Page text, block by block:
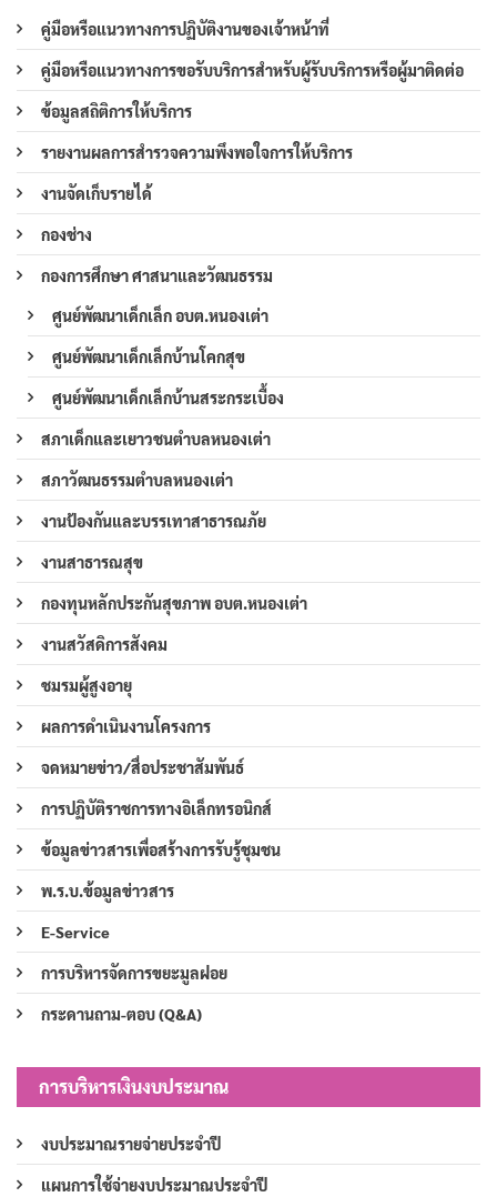
คู่มือหรือแนวทางการปฏิบัติงานของเจ้าหน้าที่
คู่มือหรือแนวทางการขอรับบริการสำหรับผู้รับบริการหรือผู้มาติดต่อ
ข้อมูลสถิติการให้บริการ
รายงานผลการสำรวจความพึงพอใจการให้บริการ
งานจัดเก็บรายได้
กองช่าง
กองการศึกษา ศาสนาและวัฒนธรรม
ศูนย์พัฒนาเด็กเล็ก อบต.หนองเต่า
ศูนย์พัฒนาเด็กเล็กบ้านโคกสุข
ศูนย์พัฒนาเด็กเล็กบ้านสระกระเบื้อง
สภาเด็กและเยาวชนตำบลหนองเต่า
สภาวัฒนธรรมตำบลหนองเต่า
งานป้องกันและบรรเทาสาธารณภัย
งานสาธารณสุข
กองทุนหลักประกันสุขภาพ อบต.หนองเต่า
งานสวัสดิการสังคม
ชมรมผู้สูงอายุ
ผลการดำเนินงานโครงการ
จดหมายข่าว/สื่อประชาสัมพันธ์
การปฏิบัติราชการทางอิเล็กทรอนิกส์
ข้อมูลข่าวสารเพื่อสร้างการรับรู้ชุมชน
พ.ร.บ.ข้อมูลข่าวสาร
E-Service
การบริหารจัดการขยะมูลฝอย
กระดานถาม-ตอบ (Q&A)
การบริหารเงินงบประมาณ
งบประมาณรายจ่ายประจำปี
แผนการใช้จ่ายงบประมาณประจำปี